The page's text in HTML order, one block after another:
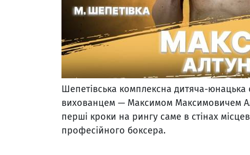
Шепетівська комплексна дитяча-
вихованцем — Максимом Максимовичем
перші кроки на рингу саме в стінах
професійного боксера.